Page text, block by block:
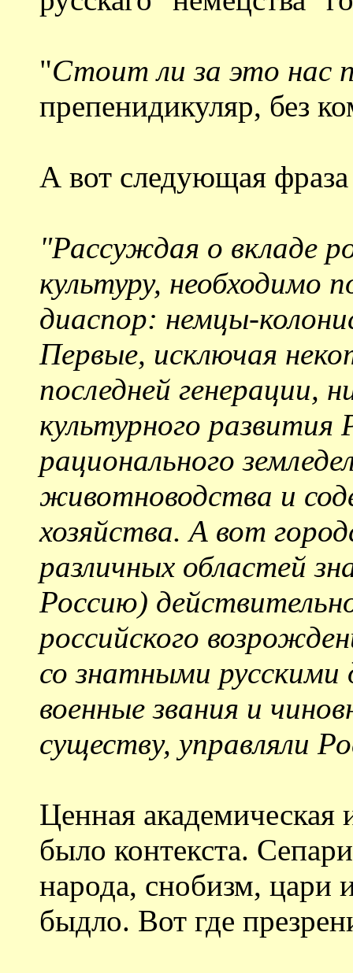
"Стоит ли за это нас
препенидикуляр, без
А вот следующая
"Рассуждая о вкладе
культуру, необходимо
диаспор: немцы-
Первые, исключая
последней генерации,
культурного развития
рационального
животноводства и
хозяйства. А вот
различных областей
Россию)
российского
со знатными русскими
военные звания и
существу, управляли
Ценная
было контекста.
народа, снобизм, цари
быдло. Вот где